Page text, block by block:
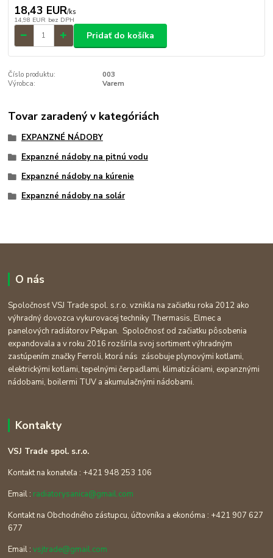
18,43 EUR/ks
14,98 EUR bez DPH
Pridať do košíka
Číslo produktu:
003
Výrobca:
Varem
Tovar zaradený v kategóriách
EXPANZNÉ NÁDOBY
Expanzné nádoby na pitnú vodu
Expanzné nádoby na kúrenie
Expanzné nádoby na solár
O nás
Spoločnosť VSJ Trade spol. s.r.o. vznikla na začiatku roka 2012 ako
výhradný dovozca vykurovacej techniky Thermasis, Elmec a
panelových radiátorov Pekpan. Spoločnosť od začiatku pôsobenia
expandovala a v roku 2016 rozšírila svoj sortiment výhradným
zastúpením značky Ferroli, ktorá nás zásobuje plynovými kotlami,
elektrickými kotlami, tepelnými čerpadlami, klimatizáciami, expanznými
nádobami, boilermi TUV a akumulačnými nádobami.
Kontakty
VSJ Trade spol. s.r.o.
Kontakt na konateľa : +421 948 253 106
Email : radiatorysanica@gmail.com
Kontakt na Obchodného zástupcu, účtovníka a ekonóma : +421 907 627
677
Email :vsjtrade@gmail.com